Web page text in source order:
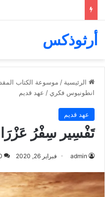
أرثوذكس
الرئيسية / موسوعة الكتاب
انطونيوس فكري / عهد قديم
عهد قديم
تَفْسِير سِفْرُ عَزْرَا
admin فبراير 26, 2020